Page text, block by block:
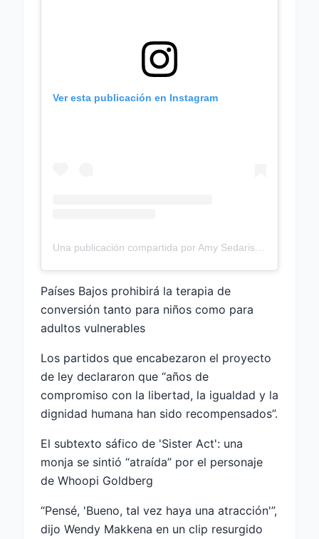
Ver esta publicación en Instagram
Países Bajos prohibirá la terapia de
conversión tanto para niños como para
adultos vulnerables
Los partidos que encabezaron el proyecto
de ley declararon que “años de
compromiso con la libertad, la igualdad y la
dignidad humana han sido recompensados”.
El subtexto sáfico de 'Sister Act': una
monja se sintió “atraída” por el personaje
de Whoopi Goldberg
“Pensé, 'Bueno, tal vez haya una atracción'”,
dijo Wendy Makkena en un clip resurgido